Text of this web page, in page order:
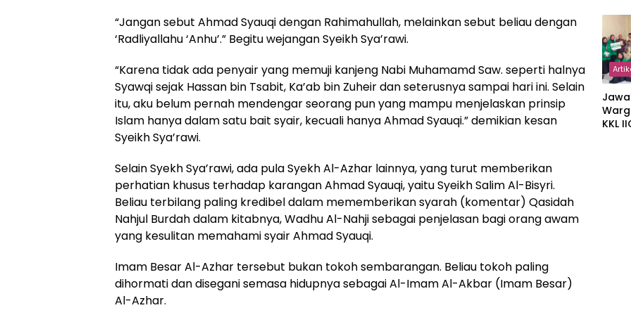
“Jangan sebut Ahmad Syauqi dengan Rahimahullah, melainkan sebut beliau dengan
‘Radliyallahu ‘Anhu’.” Begitu wejangan Syeikh Sya’rawi.
“Karena tidak ada penyair yang memuji kanjeng Nabi Muhamamd Saw. seperti halnya
Syawqi sejak Hassan bin Tsabit, Ka’ab bin Zuheir dan seterusnya sampai hari ini. Selain
itu, aku belum pernah mendengar seorang pun yang mampu menjelaskan prinsip
Islam hanya dalam satu bait syair, kecuali hanya Ahmad Syauqi.” demikian kesan
Syeikh Sya’rawi.
Selain Syekh Sya’rawi, ada pula Syekh Al-Azhar lainnya, yang turut memberikan
perhatian khusus terhadap karangan Ahmad Syauqi, yaitu Syeikh Salim Al-Bisyri.
Beliau terbilang paling kredibel dalam mememberikan syarah (komentar) Qasidah
Nahjul Burdah dalam kitabnya, Wadhu Al-Nahji sebagai penjelasan bagi orang awam
yang kesulitan memahami syair Ahmad Syauqi.
Imam Besar Al-Azhar tersebut bukan tokoh sembarangan. Beliau tokoh paling
dihormati dan disegani semasa hidupnya sebagai Al-Imam Al-Akbar (Imam Besar)
Al-Azhar.
KKL